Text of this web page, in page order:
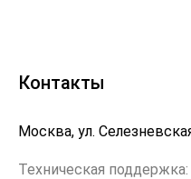
Контакты
Москва, ул.
Техническая поддержка: